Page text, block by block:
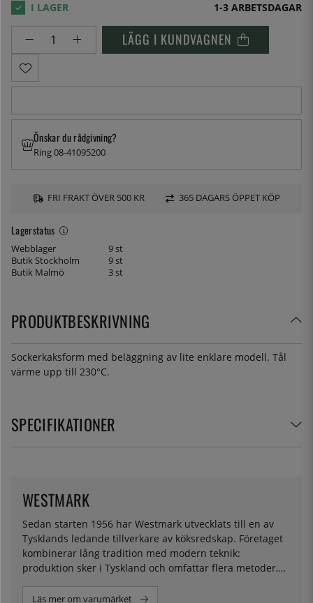
1-3 ARBETSDAGAR
LÄGG I KUNDVAGNEN
Lagerstatus
Webblager
9 st
Butik Stockholm
9 st
Butik Malmö
3 st
Önskar du rådgivning?
Ring 08-41095200
FRI FRAKT ÖVER 500 KR 365 DAGARS ÖPPET KÖP
PRODUKTBESKRIVNING
Sockerkaksform med beläggning av lite enklare modell. Tål
värme upp till 230°C.
SPECIFIKATIONER
Sedan starten 1956 har Westmark utvecklats till en av
Tysklands ledande tillverkare av köksredskap. Företaget
kombinerar lång tradition med modern teknik:
produktion sker i Tyskland och omfattar flera metoder,
samt metallbearbetning.
WESTMARK
Läs mer om varumärket